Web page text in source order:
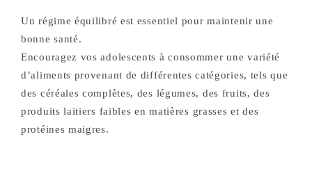
Un régime équilibré est essentiel pour maintenir une
bonne santé.
Encouragez vos adolescents à consommer une variété
d’aliments provenant de différentes catégories, tels que
des céréales complètes, des légumes, des fruits, des
produits laitiers faibles en matières grasses et des
protéines maigres.